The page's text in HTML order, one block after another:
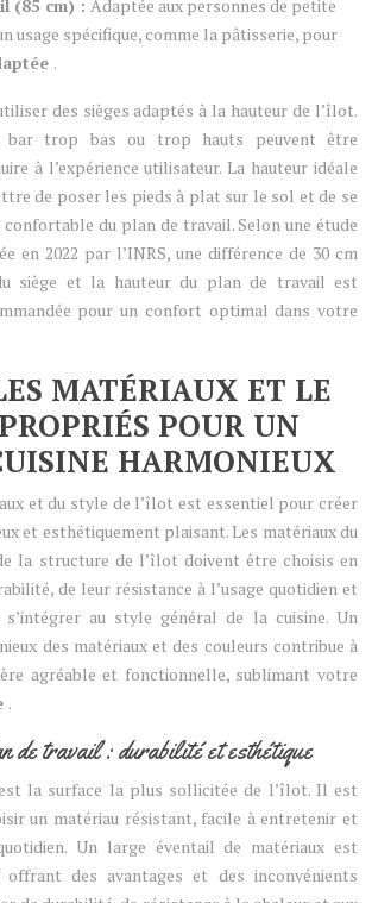
(85 cm) : Adaptée aux personnes de petite
usage spécifique, comme la pâtisserie, pour
.
des sièges adaptés à la hauteur de l’îlot.
bar trop bas ou trop hauts peuvent être
à l’expérience utilisateur. La hauteur idéale
de poser les pieds à plat sur le sol et de se
confortable du plan de travail. Selon une étude
en 2022 par l’INRS, une différence de 30 cm
siège et la hauteur du plan de travail est
pour un confort optimal dans votre
MATÉRIAUX ET LE
POUR UN
HARMONIEUX
et du style de l’îlot est essentiel pour créer
et esthétiquement plaisant. Les matériaux du
la structure de l’îlot doivent être choisis en
de leur résistance à l’usage quotidien et
au style général de la cuisine. Un
des matériaux et des couleurs contribue à
agréable et fonctionnelle, sublimant votre
.
de travail : durabilité et esthétique
la surface la plus sollicitée de l’îlot. Il est
un matériau résistant, facile à entretenir et
Un large éventail de matériaux est
offrant des avantages et des inconvénients